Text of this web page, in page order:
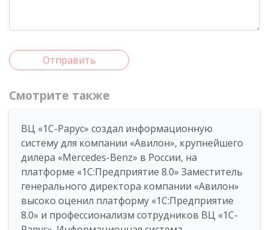
Отправить
Смотрите также
ВЦ «1С-Рарус» создал информационную
систему для компании «Авилон», крупнейшего
дилера «Mercedes-Benz» в России, на
платформе «1С:Предприятие 8.0» Заместитель
генерального директора компании «Авилон»
высоко оценил платформу «1С:Предприятие
8.0» и профессионализм сотрудников ВЦ «1С-